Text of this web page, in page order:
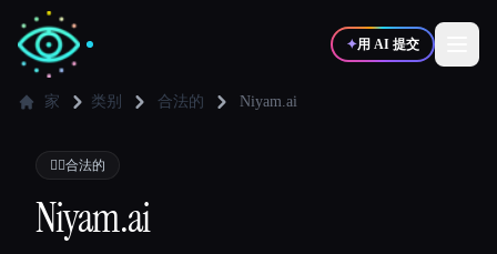
✦用 AI 提交
✍️写作者
💻开发者
家 类别 合法的 Niyam.ai
👩‍⚖️合法的
Niyam.ai